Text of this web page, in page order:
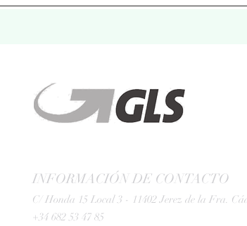
INFORMACIÓN DE CONTACTO
C/ Honda 15 Local 3 - 11402 Jerez de la Fra.
+34 682 53 47 85